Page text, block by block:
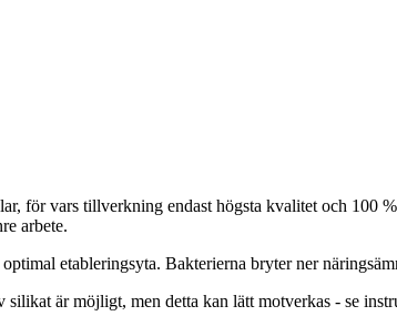
för vars tillverkning endast högsta kvalitet och 100
arbete.
etableringsyta. Bakterierna bryter ner
är möjligt, men detta kan lätt motverkas - se